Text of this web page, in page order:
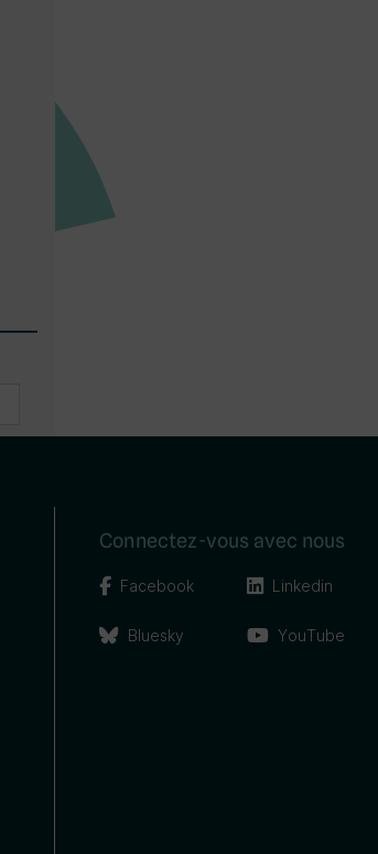
Connectez-vous avec nous
Facebook
Bluesky
Linkedin
YouTube